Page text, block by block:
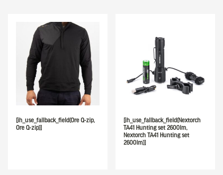
[ih_use_fallback_field(Ore Q-zip,
Ore Q-zip)]
[ih_use_fallback_field(Nextorch
TA41 Hunting set 2600lm,
Nextorch TA41 Hunting set
2600lm)]